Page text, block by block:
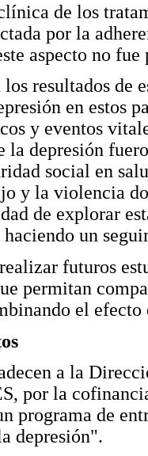
de los
por la
aspecto no
resultados de
en estos
y eventos
la depresión
social en
y la violencia
de explorar
haciendo un
futuros
permitan
el
a la
por la
programa de
depresión".